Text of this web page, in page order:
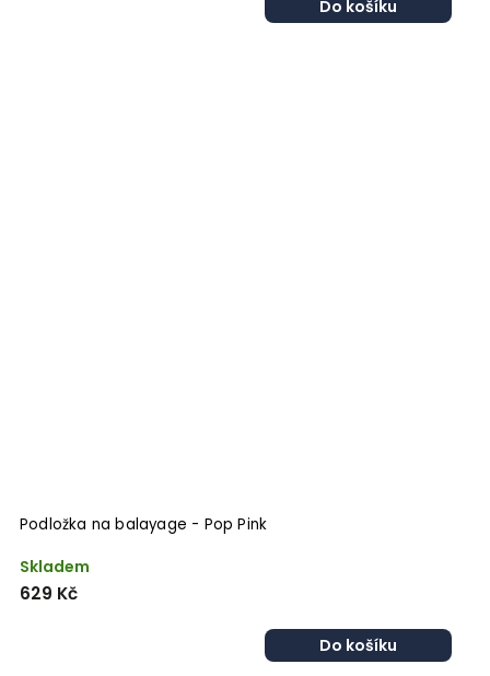
Do košíku
Podložka na balayage - Pop Pink
Skladem
629 Kč
Do košíku